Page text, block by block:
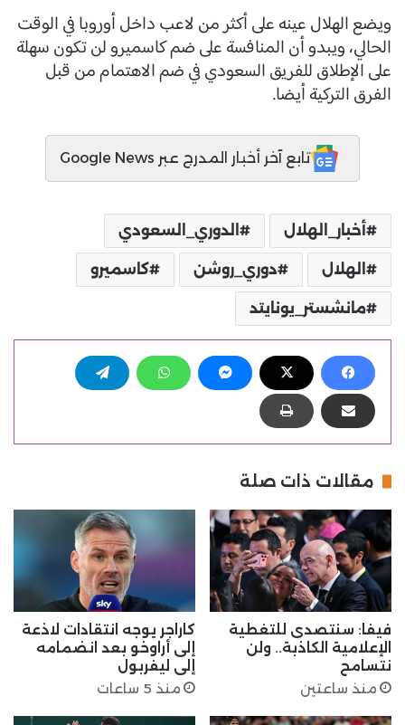
ويضع الهلال عينه على أكثر من لاعب داخل أوروبا في الوقت
الحالي، ويبدو أن المنافسة على ضم كاسميرو لن تكون سهلة
على الإطلاق للفريق السعودي في ضم الاهتمام من قبل
الفرق التركية أيضا.
تابع آخر أخبار المدرج عبر Google News
أخبار_الهلال الدوري_السعودي
الهلال دوري_روشن كاسميرو
مانشستر_يونايتد
مقالات ذات صلة
فيفا: سنتصدى للتغطية
الإعلامية الكاذبة.. ولن
نتسامح
منذ ساعتين
كاراجر يوجه انتقادات لاذعة
إلى أراوخو بعد انضمامه
إلى ليفربول
منذ 5 ساعات